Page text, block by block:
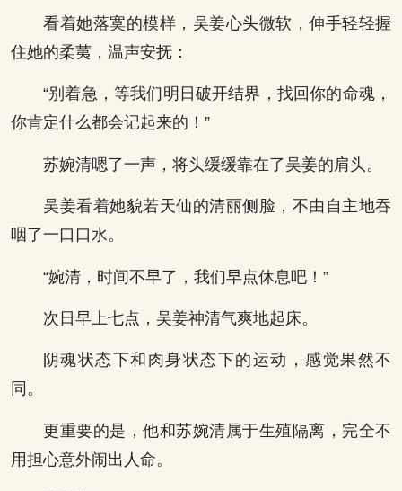
看着她落寞的模样，吴姜心头微软，伸手轻轻握
住她的柔荑，温声安抚：
“别着急，等我们明日破开结界，找回你的命魂，
你肯定什么都会记起来的！”
苏婉清嗯了一声，将头缓缓靠在了吴姜的肩头。
吴姜看着她貌若天仙的清丽侧脸，不由自主地吞
咽了一口口水。
“婉清，时间不早了，我们早点休息吧！”
次日早上七点，吴姜神清气爽地起床。
阴魂状态下和肉身状态下的运动，感觉果然不
同。
更重要的是，他和苏婉清属于生殖隔离，完全不
用担心意外闹出人命。